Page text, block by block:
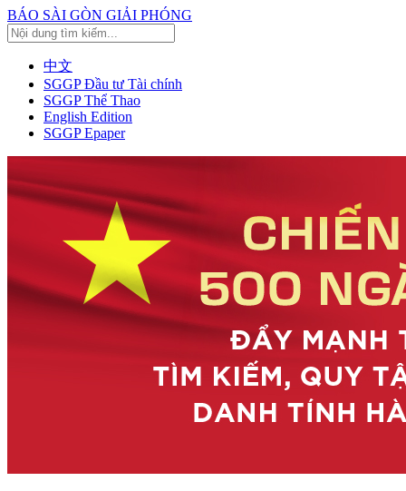
BÁO SÀI GÒN GIẢI PHÓNG
中文
SGGP Đầu tư Tài chính
SGGP Thể Thao
English Edition
SGGP Epaper